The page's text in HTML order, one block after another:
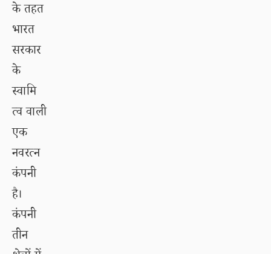
के तहत
भारत
सरकार
के
स्वामि
त्व वाली
एक
नवरत्न
कंपनी
है।
कंपनी
तीन